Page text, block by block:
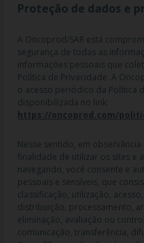
NOME FANTASIA: SAR -
04.307.650/0019-64 | IE:
100 2º andar CJ 21 22 -
Farmacêutico responsável: Dra.
| AFE: 7.60997-7 |
As informações contidas
automedicação e não
Proteção de dados e
A Oncoprod/SAR está
segurança de todas as
informações pessoais que
Política de Privacidade. A
o acesso periódico da Política
disponibilizada no link:
https://oncoprod.com/
Nesse sentido, em
finalidade de utilizar os sites e
navegando, você consente e
pessoais e sensíveis, que
classificação, utilização,
distribuição, processamento,
eliminação, avaliação ou
comunicação, transferência,